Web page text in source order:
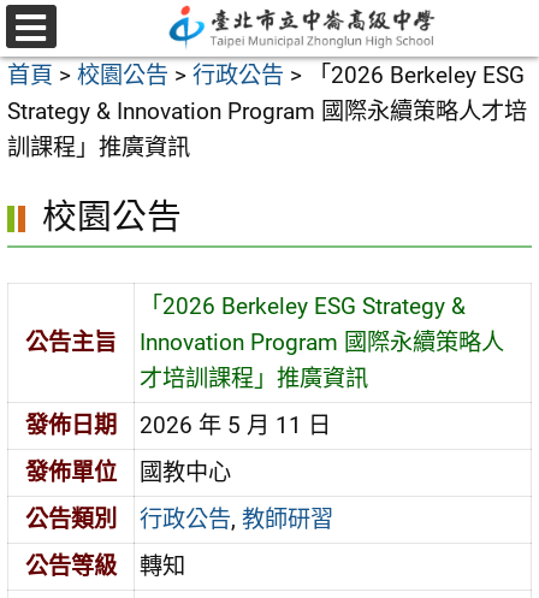
跳
至
主
要
內
區
選
單
首頁 > 校園公告 > 行政公告 >
「2026 Berkeley ESG
Strategy & Innovation Program 國際永續策略人才培
訓課程」推廣資訊
校園公告
公告主旨
「2026 Berkeley ESG Strategy &
Innovation Program 國際永續策略人
才培訓課程」推廣資訊
發佈日期
2026 年 5 月 11 日
發佈單位
國教中心
公告類別
行政公告,教師研習
公告等級
轉知